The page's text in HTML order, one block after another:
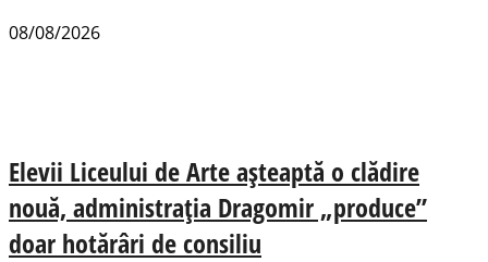
08/08/2026
Elevii Liceului de Arte așteaptă o clădire
nouă, administrația Dragomir „produce”
doar hotărâri de consiliu